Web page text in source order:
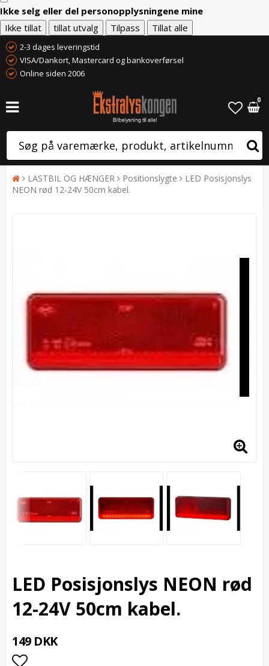
Ikke selg eller del personopplysningene mine
Ikke tillat
tillat utvalg Tilpass Tillat alle
2-3 dages leveringstid
VISA/Dankort, Mastercard og bankoverførsel
Online siden 2006
0
LASTBIL OG HÆNGER Positionslygte
LED Posisjonslys
NEON rød 12-24V 50cm kabel.
LED Posisjonslys NEON rød
12-24V 50cm kabel.
149 DKK